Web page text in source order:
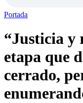
Portada
“Justicia y
etapa que
cerrado,